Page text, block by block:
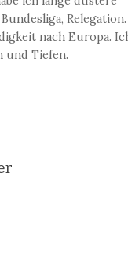
Relegation.
nach Europa.
und Tiefen.